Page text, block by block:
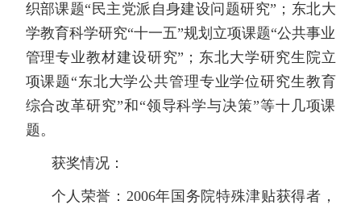
织部课题“民主党派自身建设问题研究”；东北大
学教育科学研究“十一五”规划立项课题“公共事业
管理专业教材建设研究”；东北大学研究生院立
项课题“东北大学公共管理专业学位研究生教育
综合改革研究”和“领导科学与决策”等十几项课
题。
获奖情况：
个人荣誉：2006年国务院特殊津贴获得者，